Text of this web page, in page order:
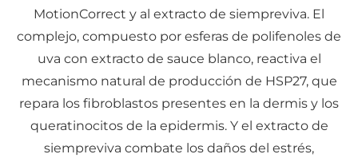
MotionCorrect y al extracto de siempreviva. El
complejo, compuesto por esferas de polifenoles de
uva con extracto de sauce blanco, reactiva el
mecanismo natural de producción de HSP27, que
repara los fibroblastos presentes en la dermis y los
queratinocitos de la epidermis. Y el extracto de
siempreviva combate los daños del estrés,